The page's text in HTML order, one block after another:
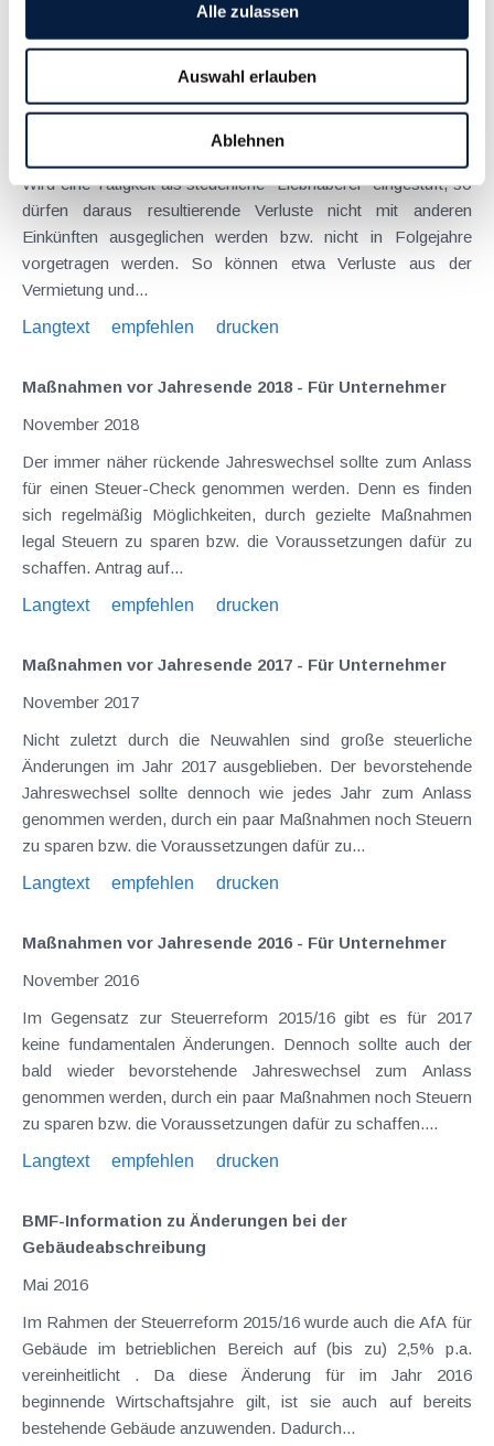
Alle zulassen
Auswahl erlauben
Ablehnen
Steuern zu sparen bzw....
Langtext
empfehlen drucken
Liebhaberei bei der großen und kleinen Vermietung
Wird eine Tätigkeit als steuerliche "Liebhaberei" eingestuft, so
dürfen daraus resultierende Verluste nicht mit anderen
Einkünften ausgeglichen werden bzw. nicht in Folgejahre
vorgetragen werden. So können etwa Verluste aus der
Vermietung und...
Langtext
empfehlen drucken
Maßnahmen vor Jahresende 2018 - Für Unternehmer
November 2018
Der immer näher rückende Jahreswechsel sollte zum Anlass
für einen Steuer-Check genommen werden. Denn es finden
sich regelmäßig Möglichkeiten, durch gezielte Maßnahmen
legal Steuern zu sparen bzw. die Voraussetzungen dafür zu
schaffen. Antrag auf...
Langtext
empfehlen drucken
Maßnahmen vor Jahresende 2017 - Für Unternehmer
November 2017
Nicht zuletzt durch die Neuwahlen sind große steuerliche
Änderungen im Jahr 2017 ausgeblieben. Der bevorstehende
Jahreswechsel sollte dennoch wie jedes Jahr zum Anlass
genommen werden, durch ein paar Maßnahmen noch Steuern
zu sparen bzw. die Voraussetzungen dafür zu...
Langtext
empfehlen drucken
Maßnahmen vor Jahresende 2016 - Für Unternehmer
November 2016
Im Gegensatz zur Steuerreform 2015/16 gibt es für 2017
keine fundamentalen Änderungen. Dennoch sollte auch der
bald wieder bevorstehende Jahreswechsel zum Anlass
genommen werden, durch ein paar Maßnahmen noch Steuern
zu sparen bzw. die Voraussetzungen dafür zu schaffen....
Langtext
empfehlen drucken
BMF-Information zu Änderungen bei der
Gebäudeabschreibung
Mai 2016
Im Rahmen der Steuerreform 2015/16 wurde auch die AfA für
Gebäude im betrieblichen Bereich auf (bis zu) 2,5% p.a.
vereinheitlicht . Da diese Änderung für im Jahr 2016
beginnende Wirtschaftsjahre gilt, ist sie auch auf bereits
bestehende Gebäude anzuwenden. Dadurch...